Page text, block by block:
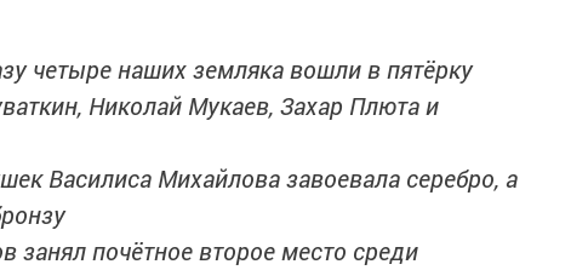
четыре наших земляка вошли в пятёрку
Николай Мукаев, Захар Плюта и
Василиса Михайлова завоевала серебро, а
почётное второе место среди